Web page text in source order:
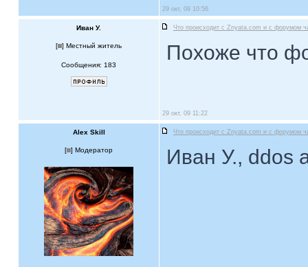
29 окт, 09 10:56
Иван У. Что происходит с Znyata.com и с форумом
[ ] Местный житель
Сообщения: 183
Похоже что
29 окт, 09 11:22
Alex Skill Что происходит с Znyata.com и с форумом
[ ] Модератор Иван У., ddos